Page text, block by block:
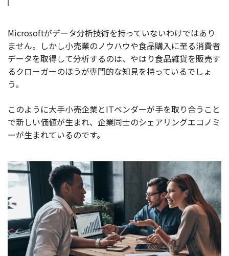
Microsoftがデータ分析技術を持っていないわけではあり
ません。しかし小売業のノウハウや食品購入に至る消費者
データを取得して分析するのは、やはり食品雑貨を販売す
るクローガーのほうが専門的な知見を持っているでしょ
う。
このように大手小売企業とITベンダーが手を取り合うこと
で新しい価値が生まれ、企業同士のシェアリングエコノミ
ーが生まれているのです。